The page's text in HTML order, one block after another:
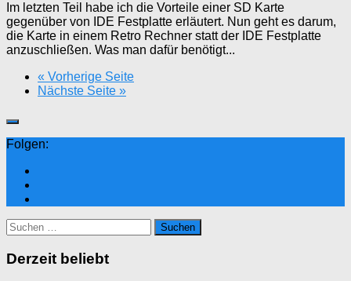
Im letzten Teil habe ich die Vorteile einer SD Karte
gegenüber von IDE Festplatte erläutert. Nun geht es darum,
die Karte in einem Retro Rechner statt der IDE Festplatte
anzuschließen. Was man dafür benötigt...
« Vorherige Seite
Nächste Seite »
Folgen:
Suchen
nach:
Derzeit beliebt